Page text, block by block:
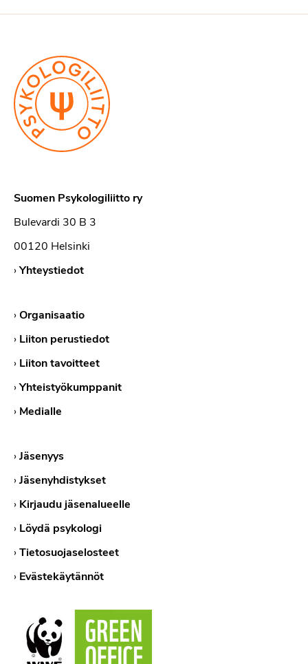
Suomen Psykologiliitto ry
Bulevardi 30 B 3
00120 Helsinki
›Yhteystiedot
›Organisaatio
› Liiton perustiedot
› Liiton tavoitteet
›Yhteistyökumppanit
› Medialle
›Jäsenyys
›Jäsenyhdistykset
› Kirjaudu jäsenalueelle
› Löydä psykologi
›Tietosuojaselosteet
› Evästekäytännöt